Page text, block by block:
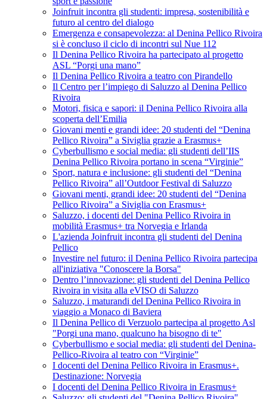
Joinfruit incontra gli studenti: impresa, sostenibilità e
futuro al centro del dialogo
Emergenza e consapevolezza: al Denina Pellico Rivoira
si è concluso il ciclo di incontri sul Nue 112
Il Denina Pellico Rivoira ha partecipato al progetto
ASL “Porgi una mano”
Il Denina Pellico Rivoira a teatro con Pirandello
Il Centro per l’impiego di Saluzzo al Denina Pellico
Rivoira
Motori, fisica e sapori: il Denina Pellico Rivoira alla
scoperta dell’Emilia
Giovani menti e grandi idee: 20 studenti del “Denina
Pellico Rivoira” a Siviglia grazie a Erasmus+
Cyberbullismo e social media: gli studenti dell’IIS
Denina Pellico Rivoira portano in scena “Virginie”
Sport, natura e inclusione: gli studenti del “Denina
Pellico Rivoira” all’Outdoor Festival di Saluzzo
Giovani menti, grandi idee: 20 studenti del “Denina
Pellico Rivoira” a Siviglia con Erasmus+
Saluzzo, i docenti del Denina Pellico Rivoira in
mobilità Erasmus+ tra Norvegia e Irlanda
L'azienda Joinfruit incontra gli studenti del Denina
Pellico
Investire nel futuro: il Denina Pellico Rivoira partecipa
all'iniziativa "Conoscere la Borsa"
Dentro l’innovazione: gli studenti del Denina Pellico
Rivoira in visita alla eVISO di Saluzzo
Saluzzo, i maturandi del Denina Pellico Rivoira in
viaggio a Monaco di Baviera
Il Denina Pellico di Verzuolo partecipa al progetto Asl
"Porgi una mano, qualcuno ha bisogno di te"
Cyberbullismo e social media: gli studenti del Denina-
Pellico-Rivoira al teatro con “Virginie”
I docenti del Denina Pellico Rivoira in Erasmus+.
Destinazione: Norvegia
I docenti del Denina Pellico Rivoira in Erasmus+